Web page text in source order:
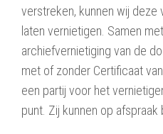
verstreken, kunnen wij
laten vernietigen. Samen
archiefvernietiging van de
met of zonder Certificaat
een partij voor het
punt. Zij kunnen op afspraak